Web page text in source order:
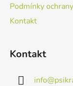
Podmínky
Kontakt
Kontakt
info@